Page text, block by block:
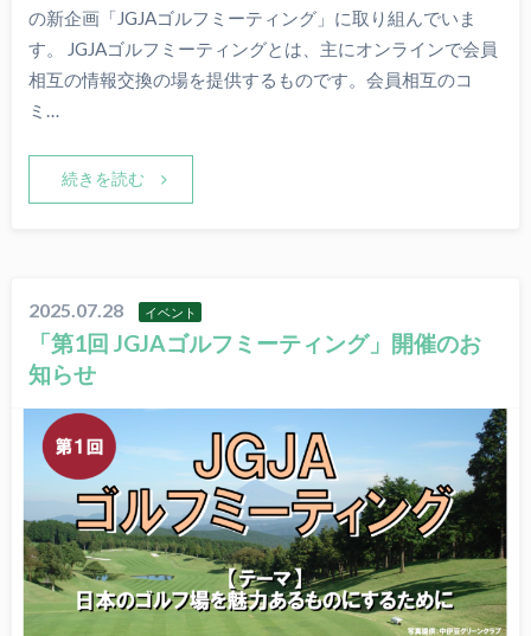
の新企画「JGJAゴルフミーティング」に取り組んでいま
す。 JGJAゴルフミーティングとは、主にオンラインで会員
相互の情報交換の場を提供するものです。会員相互のコ
ミ…
続きを読む
2025.07.28 イベント
「第1回 JGJAゴルフミーティング」開催のお
知らせ